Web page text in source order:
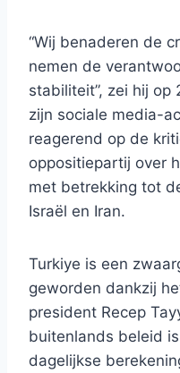
“Wij benaderen de
nemen de
stabiliteit”, zei hij
zijn sociale media-
reagerend op de
oppositiepartij over
met betrekking tot
Israël en Iran.
Turkiye is een
geworden dankzij
president Recep
buitenlands beleid
dagelijkse